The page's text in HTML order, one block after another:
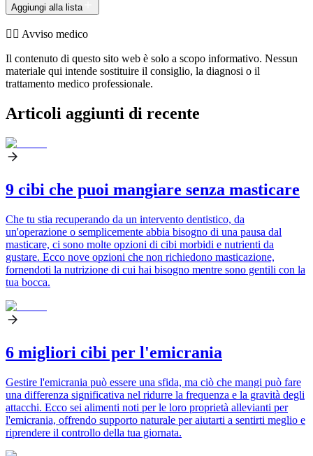
Aggiungi alla lista
👨‍⚕️️ Avviso medico
Il contenuto di questo sito web è solo a scopo informativo. Nessun
materiale qui intende sostituire il consiglio, la diagnosi o il
trattamento medico professionale.
Articoli aggiunti di recente
9 cibi che puoi mangiare senza masticare
Che tu stia recuperando da un intervento dentistico, da
un'operazione o semplicemente abbia bisogno di una pausa dal
masticare, ci sono molte opzioni di cibi morbidi e nutrienti da
gustare. Ecco nove opzioni che non richiedono masticazione,
fornendoti la nutrizione di cui hai bisogno mentre sono gentili con la
tua bocca.
6 migliori cibi per l'emicrania
Gestire l'emicrania può essere una sfida, ma ciò che mangi può fare
una differenza significativa nel ridurre la frequenza e la gravità degli
attacchi. Ecco sei alimenti noti per le loro proprietà allevianti per
l'emicrania, offrendo supporto naturale per aiutarti a sentirti meglio e
riprendere il controllo della tua giornata.